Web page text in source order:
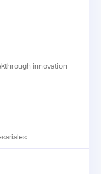
innovation